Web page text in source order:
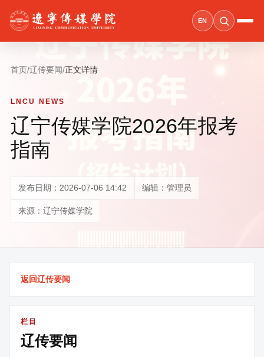
EN
首页/辽传要闻/正文详情
LNCU NEWS
辽宁传媒学院2026年报考
指南
发布日期：2026-07-06 14:42 编辑：管理员
来源：辽宁传媒学院
返回辽传要闻
栏目
辽传要闻